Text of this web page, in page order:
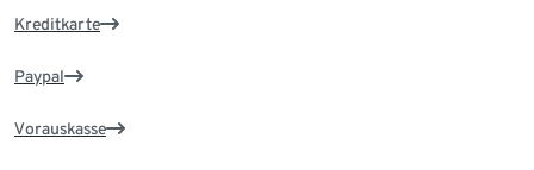
Kreditkarte
Paypal
Vorauskasse